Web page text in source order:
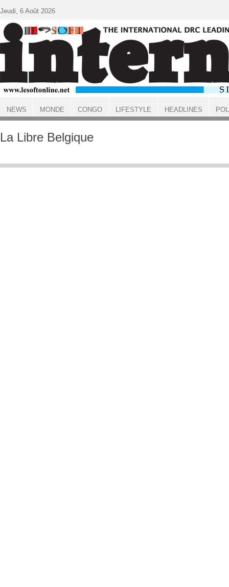
ACCUEIL
La Libre Belgique
Jeudi, 6 Août 2026
NEWS MONDE CONGO LIFESTYLE HEADLINES